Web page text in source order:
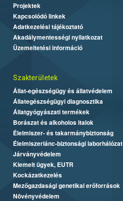
Projektek
Kapcsolódó linkek
Adatkezelési tájékoztató
Akadálymentességi nyilatkozat
Üzemeltetési információ
Szakterületek
Állat-egészségügy és állatvédelem
Állategészségügyi diagnosztika
Állatgyógyászati termékek
Borászat és alkoholos italok
Élelmiszer- és takarmánybiztonság
Élelmiszerlánc-biztonsági laborhálózat
Járványvédelem
Kiemelt ügyek, EUTR
Kockázatkezelés
Mezőgazdasági genetikai erőforrások
Növényvédelem